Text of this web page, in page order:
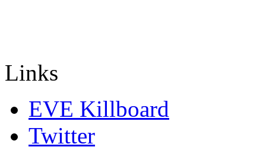
Links
EVE Killboard
Twitter